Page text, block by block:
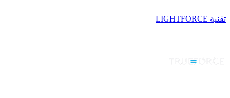
تقنية LIGHTFORCE